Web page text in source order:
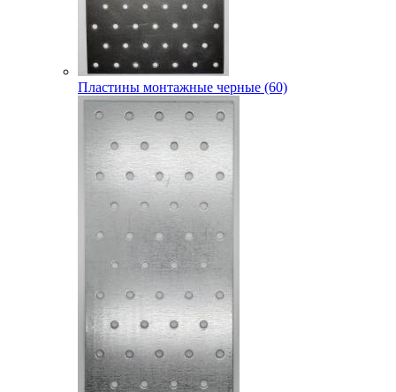
Пластины монтажные черные (60)